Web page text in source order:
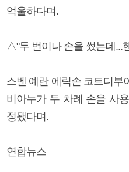
억울하다며.
△"두 번이나 손을 썼는데...
스벤 예란 에릭손 코트디부
비아누가 두 차례 손을 사
정됐다며.
연합뉴스